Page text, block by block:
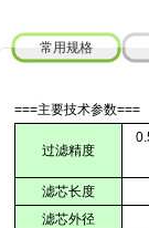
常用规格
===主要技术参数===
过滤精度
滤芯长度
滤芯外径